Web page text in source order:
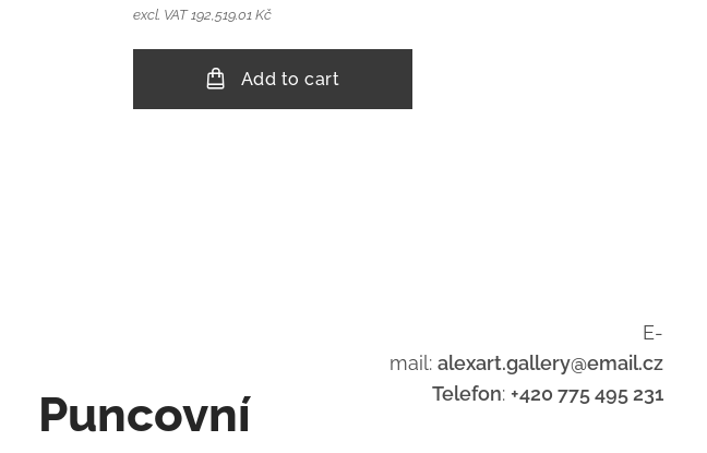
excl. VAT 192,519.01 Kč
Add to cart
Puncovní
E-
mail: alexart.gallery@email.cz
Telefon: +420 775 495 231